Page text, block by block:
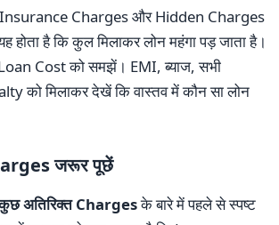
Charges और Hidden Charges
होता है कि कुल मिलाकर लोन महंगा पड़ जाता है।
Cost को समझें। EMI, ब्याज, सभी
को मिलाकर देखें कि वास्तव में कौन सा लोन
जरूर पूछें
अतिरिक्त Chargesके बारे में पहले से स्पष्ट